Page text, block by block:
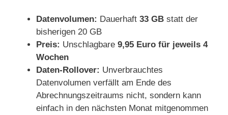
Datenvolumen: Dauerhaft 33 GB statt der
bisherigen 20 GB
Preis: Unschlagbare 9,95 Euro für jeweils 4
Wochen
Daten-Rollover: Unverbrauchtes
Datenvolumen verfällt am Ende des
Abrechnungszeitraums nicht, sondern kann
einfach in den nächsten Monat mitgenommen